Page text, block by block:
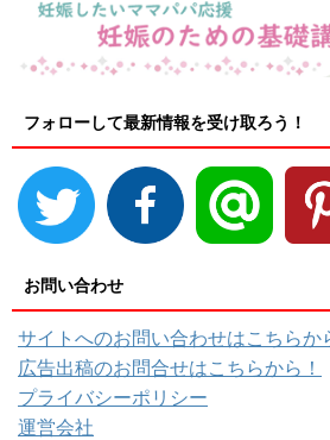
フォローして最新情報を受け取ろう！
お問い合わせ
サイトへのお問い合わせはこちらか
広告出稿のお問合せはこちらから！
プライバシーポリシー
運営会社